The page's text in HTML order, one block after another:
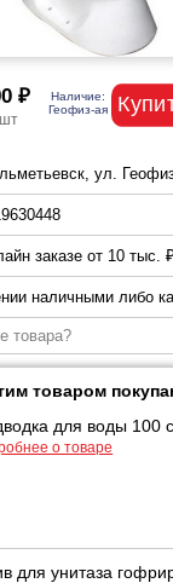
₽
ул.
заказе от 10 тыс.
наличными либо
товара?
товаром
для воды 100
о товаре
для унитаза